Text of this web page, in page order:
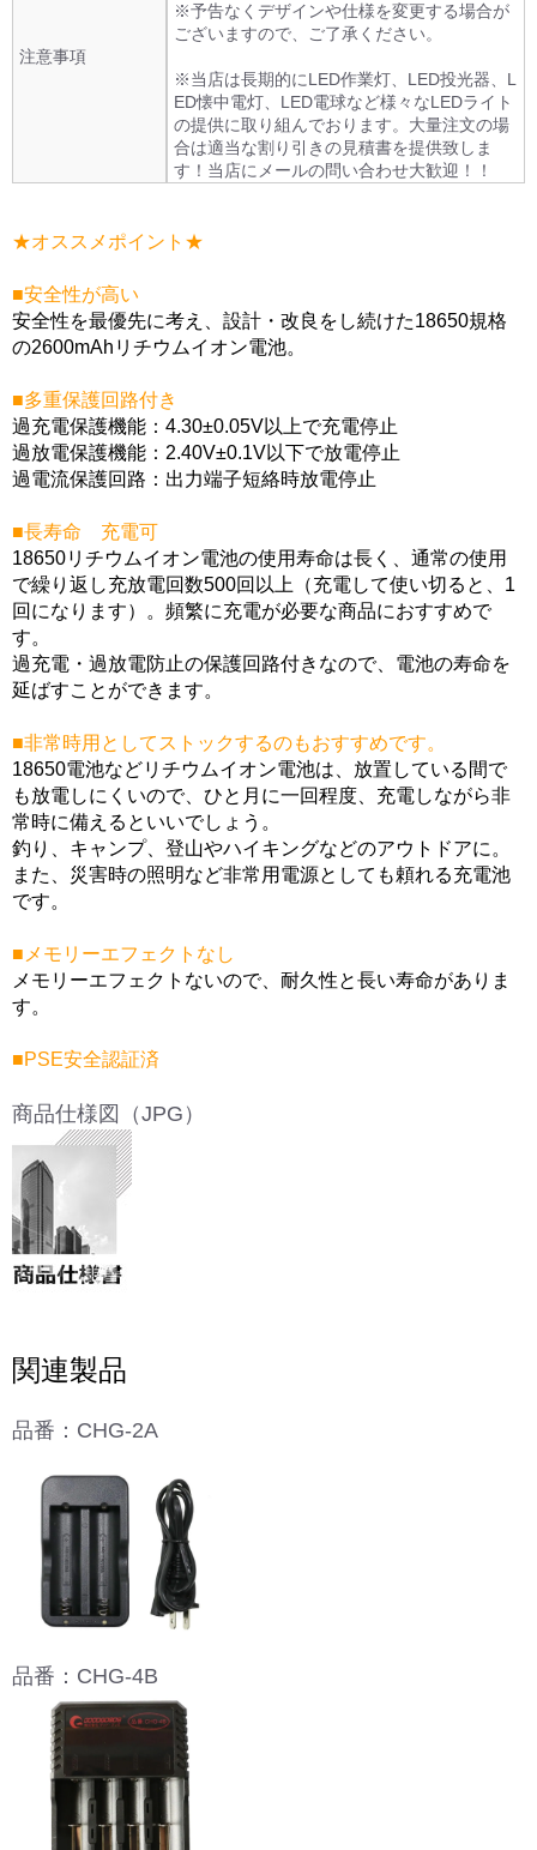
注意事項
※予告なくデザインや仕様を変更する場合が
ございますので、ご了承ください。
※当店は長期的にLED作業灯、LED投光器、L
ED懐中電灯、LED電球など様々なLEDライト
の提供に取り組んでおります。大量注文の場
合は適当な割り引きの見積書を提供致しま
す！当店にメールの問い合わせ大歓迎！！
★オススメポイント★
■安全性が高い
安全性を最優先に考え、設計・改良をし続けた18650規格
の2600mAhリチウムイオン電池。
■多重保護回路付き
過充電保護機能：4.30±0.05V以上で充電停止
過放電保護機能：2.40V±0.1V以下で放電停止
過電流保護回路：出力端子短絡時放電停止
■長寿命 充電可
18650リチウムイオン電池の使用寿命は長く、通常の使用
で繰り返し充放電回数500回以上（充電して使い切ると、1
回になります）。頻繁に充電が必要な商品におすすめで
す。
過充電・過放電防止の保護回路付きなので、電池の寿命を
延ばすことができます。
■非常時用としてストックするのもおすすめです。
18650電池などリチウムイオン電池は、放置している間で
も放電しにくいので、ひと月に一回程度、充電しながら非
常時に備えるといいでしょう。
釣り、キャンプ、登山やハイキングなどのアウトドアに。
また、災害時の照明など非常用電源としても頼れる充電池
です。
■メモリーエフェクトなし
メモリーエフェクトないので、耐久性と長い寿命がありま
す。
■PSE安全認証済
商品仕様図（JPG）
関連製品
品番：CHG-2A
品番：CHG-4B